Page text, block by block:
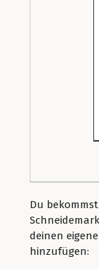
Du
deinen
hinzufügen: